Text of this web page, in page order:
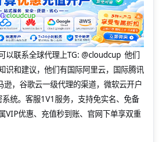
以联系全球代理上TG: @cloudcup 他们
识和建议，他们有国际阿里云，国际腾讯
逊，谷歌云一级代理的渠道，微软云开户
统。客服1V1服务，支持免实名、免备
VIP优惠、充值秒到账、官网下单享双重